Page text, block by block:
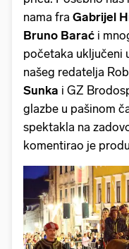
nama fra Gabrijel
Bruno Barać i
početaka uključeni
našeg redatelja
Sunka i GZ
glazbe u pašinom
spektakla na
komentirao je